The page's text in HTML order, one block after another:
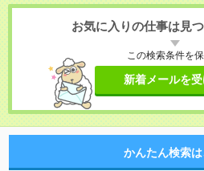
お気に入りの仕事は見
この検索条件を
新着メールを
かんたん検索